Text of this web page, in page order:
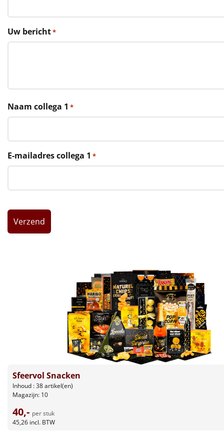
€100 en hoger
Alle kerstpakketten 2026
Rituals
Mannen
Leuke
Tas
Wake up light
Uw bericht*
Naam collega 1 *
E-mailadres collega 1 *
Sfeervol Snacken
Inhoud : 38 artikel(en)
Magazijn: 10
40,- per stuk
45,26 incl. BTW